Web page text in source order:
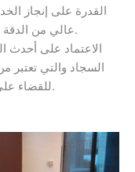
القدرة على إنجاز
عالي من الدقة وبأقل تكلفة.
الاعتماد على
السجاد والتي تعتبر
للقضاء على البقع.